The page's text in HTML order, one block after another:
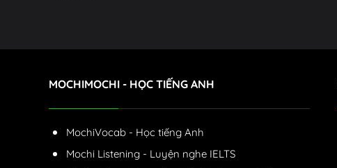
MOCHIMOCHI - HỌC TIẾNG ANH
MochiVocab - Học tiếng Anh
Mochi Listening - Luyện nghe IELTS